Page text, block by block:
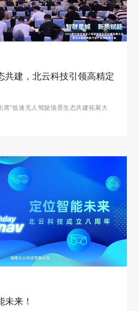
共建，北云科技引领高精定
“低速无人驾驶场景生态共建拓展大
未来！